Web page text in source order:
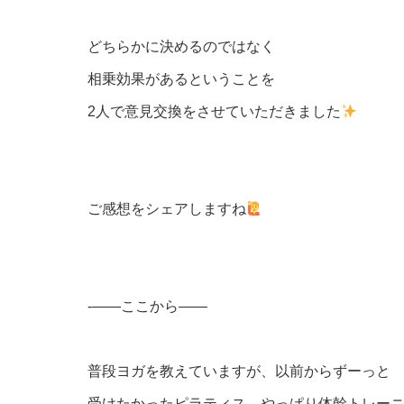
どちらかに決めるのではなく
相乗効果があるということを
2人で意見交換をさせていただきました
ご感想をシェアしますね
-——ここから——
普段ヨガを教えていますが、以前からずーっと